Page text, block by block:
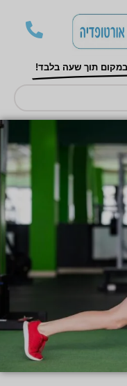
במקום תוך שעה בלבד!